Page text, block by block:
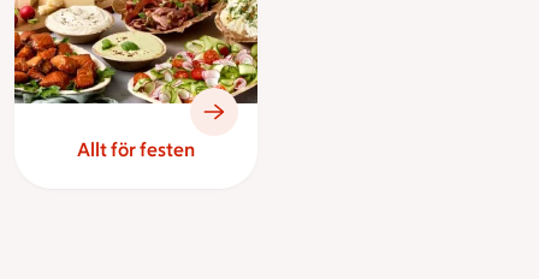
Allt för festen